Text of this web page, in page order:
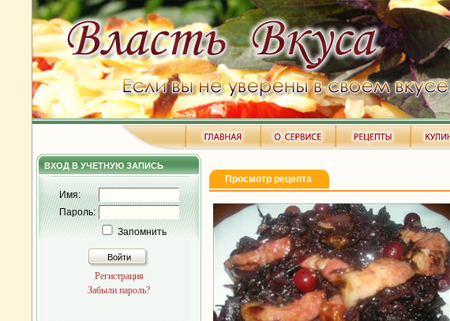
ВХОД В УЧЕТНУЮ ЗАПИСЬ
Имя:
Пароль:
Запомнить
Войти
Регистрация
Забыли пароль?
Просмотр рецепта